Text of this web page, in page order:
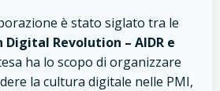
è stato siglato tra le
Revolution – AIDR e
ha lo scopo di organizzare
la cultura digitale nelle PMI,